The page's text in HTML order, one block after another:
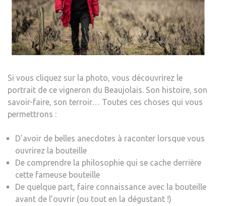
Si vous cliquez sur la photo, vous découvrirez le
portrait de ce vigneron du Beaujolais. Son histoire, son
savoir-faire, son terroir… Toutes ces choses qui vous
permettrons :
D’avoir de belles anecdotes à raconter lorsque vous
ouvrirez la bouteille
De comprendre la philosophie qui se cache derrière
cette fameuse bouteille
De quelque part, faire connaissance avec la bouteille
avant de l’ouvrir (ou tout en la dégustant !)